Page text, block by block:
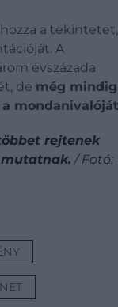
a
A
évszázada
de még mindig
rejtenek
/ Fotó: